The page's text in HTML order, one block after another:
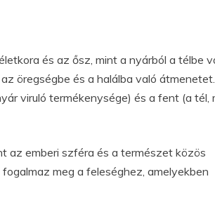
és az ősz, mint a nyárból a télbe
öregségbe és a halálba való
viruló termékenysége) és a fent (a tél,
az emberi szféra és a természet közös
meg a feleséghez, amelyekben